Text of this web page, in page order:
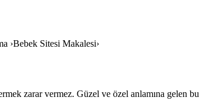
›Bebek Sitesi Makalesi›
zarar vermez. Güzel ve özel anlamına gelen bu